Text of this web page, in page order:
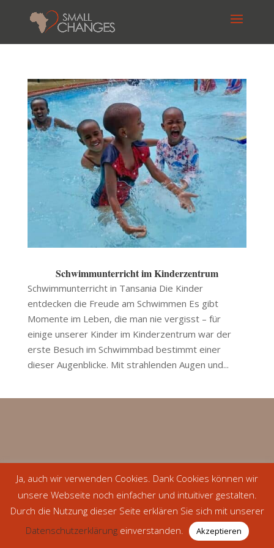
Schwimmunterricht im Kinderzentrum
Schwimmunterricht in Tansania Die Kinder
entdecken die Freude am Schwimmen Es gibt
Momente im Leben, die man nie vergisst – für
einige unserer Kinder im Kinderzentrum war der
erste Besuch im Schwimmbad bestimmt einer
dieser Augenblicke. Mit strahlenden Augen und...
Ja, auch wir verwenden Cookies. Dank Cookies können wir
unsere Webseite noch einfacher und intuitiver gestalten.
Durch die Nutzung dieser Seite erklären Sie sich mit unserer
Datenschutzerklärungeinverstanden. Akzeptieren